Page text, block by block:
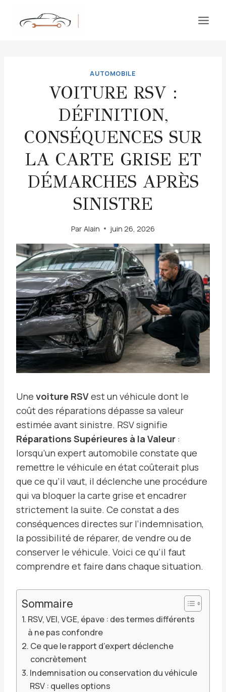
AUTOMOBILE
VOITURE RSV :
DÉFINITION,
CONSÉQUENCES SUR
LA CARTE GRISE ET
DÉMARCHES APRÈS
SINISTRE
Par Alain juin 26, 2026
Une voiture RSVest un véhicule dont le
coût des réparations dépasse sa valeur
estimée avant sinistre. RSV signifie
Réparations Supérieures à la Valeur :
lorsqu’un expert automobile constate que
remettre le véhicule en état coûterait plus
que ce qu’il vaut, il déclenche une procédure
qui va bloquer la carte grise et encadrer
strictement la suite. Ce constat a des
conséquences directes sur l’indemnisation,
la possibilité de réparer, de vendre ou de
conserver le véhicule. Voici ce qu’il faut
comprendre et faire dans chaque situation.
Sommaire
RSV, VEI, VGE, épave : des termes différents
à ne pas confondre
Ce que le rapport d’expert déclenche
concrètement
Indemnisation ou conservation du véhicule
RSV : quelles options